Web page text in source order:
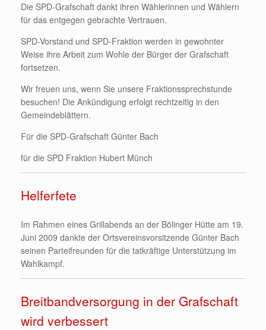
Die SPD-Grafschaft dankt ihren Wählerinnen und Wählern
für das entgegen gebrachte Vertrauen.
SPD-Vorstand und SPD-Fraktion werden in gewohnter
Weise ihre Arbeit zum Wohle der Bürger der Grafschaft
fortsetzen.
Wir freuen uns, wenn Sie unsere Fraktionssprechstunde
besuchen! Die Ankündigung erfolgt rechtzeitig in den
Gemeindeblättern.
Für die SPD-Grafschaft Günter Bach
für die SPD Fraktion Hubert Münch
Helferfete
Im Rahmen eines Grillabends an der Bölinger Hütte am 19.
Juni 2009 dankte der Ortsvereinsvorsitzende Günter Bach
seinen Parteifreunden für die tatkräftige Unterstützung im
Wahlkampf.
Breitbandversorgung in der Grafschaft
wird verbessert